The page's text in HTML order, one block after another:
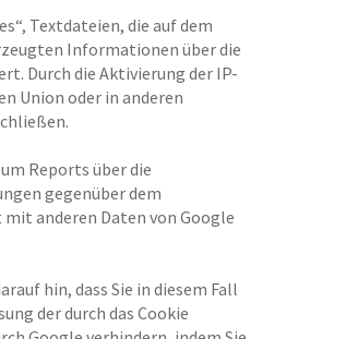
Textdateien, die auf dem
Informationen über die
Durch die Aktivierung der IP-
Union oder in anderen
Reports über die
gegenüber dem
anderen Daten von Google
hin, dass Sie in diesem Fall
der durch das Cookie